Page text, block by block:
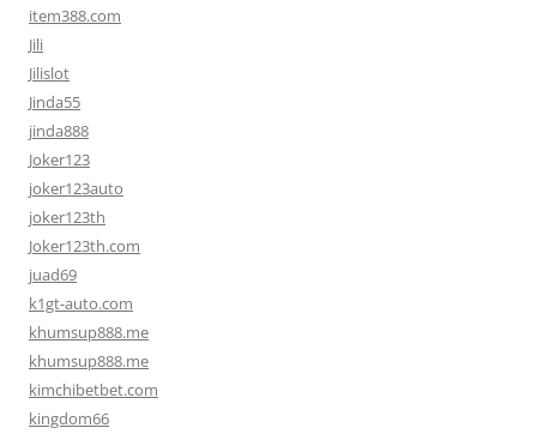
item388.com
Jili
Jilislot
Jinda55
jinda888
Joker123
joker123auto
joker123th
Joker123th.com
juad69
k1gt-auto.com
khumsup888.me
khumsup888.me
kimchibetbet.com
kingdom66